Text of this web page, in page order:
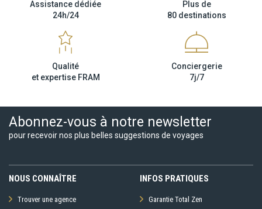
Assistance dédiée
24h/24
Plus de
80 destinations
Qualité
et expertise FRAM
Conciergerie
7j/7
Abonnez-vous à notre newsletter
pour recevoir nos plus belles suggestions de voyages
NOUS CONNAÎTRE
Trouver une agence
INFOS PRATIQUES
Garantie Total Zen